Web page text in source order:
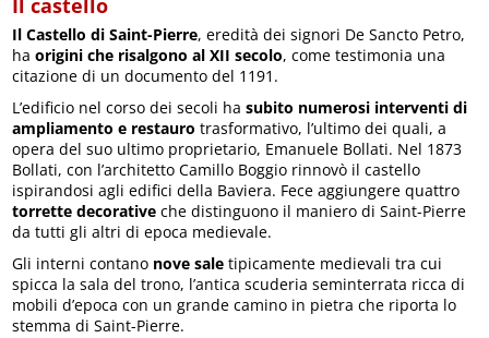
Il castello
Il Castello di Saint-Pierre, eredità dei signori De Sancto Petro,
ha origini che risalgono al XII secolo, come testimonia una
citazione di un documento del 1191.
L’edificio nel corso dei secoli ha subito numerosi interventi di
ampliamento e restauro trasformativo, l’ultimo dei quali, a
opera del suo ultimo proprietario, Emanuele Bollati. Nel 1873
Bollati, con l’architetto Camillo Boggio rinnovò il castello
ispirandosi agli edifici della Baviera. Fece aggiungere quattro
torrette decorative che distinguono il maniero di Saint-Pierre
da tutti gli altri di epoca medievale.
Gli interni contano nove sale tipicamente medievali tra cui
spicca la sala del trono, l’antica scuderia seminterrata ricca di
mobili d’epoca con un grande camino in pietra che riporta lo
stemma di Saint-Pierre.